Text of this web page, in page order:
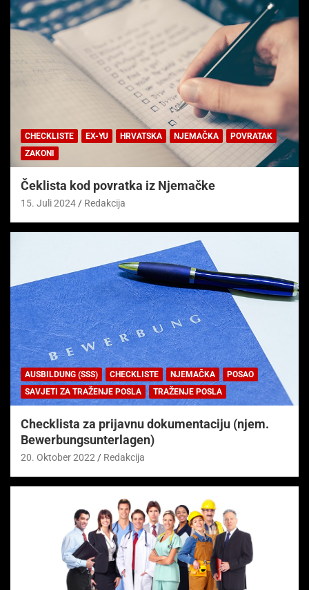
CHECKLISTE EX-YU HRVATSKA NJEMAČKA
POVRATAK
ZAKONI
Čeklista kod povratka iz Njemačke
15. Juli 2024 Redakcija
AUSBILDUNG (SSS) CHECKLISTE NJEMAČKA
POSAO
SAVJETI ZA TRAŽENJE POSLA
TRAŽENJE POSLA
Checklista za prijavnu dokumentaciju (njem.
Bewerbungsunterlagen)
20. Oktober 2022 Redakcija